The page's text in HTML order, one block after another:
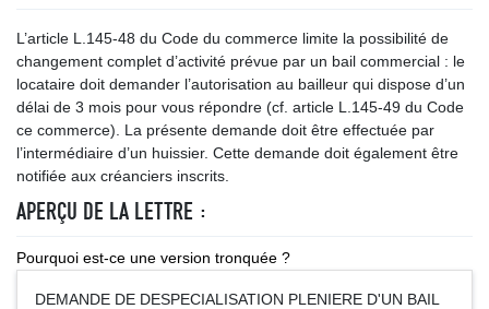
L’article L.145-48 du Code du commerce limite la possibilité de
changement complet d’activité prévue par un bail commercial : le
locataire doit demander l’autorisation au bailleur qui dispose d’un
délai de 3 mois pour vous répondre (cf. article L.145-49 du Code
ce commerce). La présente demande doit être effectuée par
l’intermédiaire d’un huissier. Cette demande doit également être
notifiée aux créanciers inscrits.
APERÇU DE LA LETTRE :
Pourquoi est-ce une version tronquée ?
DEMANDE DE DESPECIALISATION PLENIERE D'UN BAIL